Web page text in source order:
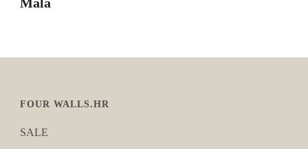
FOUR WALLS.HR
SALE